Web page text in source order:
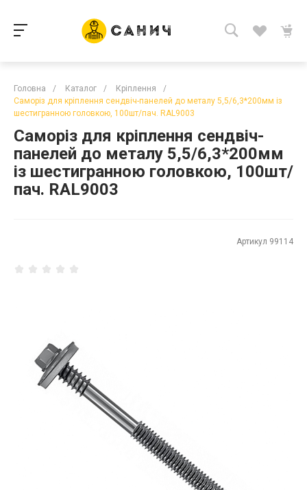
Головна / Каталог / Кріплення
/
Саморіз для кріплення сендвіч-панелей до металу 5,5/6,3*200мм із
шестигранною головкою, 100шт/пач. RAL9003
Саморіз для кріплення сендвіч-
панелей до металу 5,5/6,3*200мм
із шестигранною головкою, 100шт/
пач. RAL9003
Артикул 99114